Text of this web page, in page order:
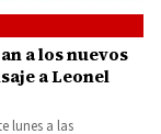
a los nuevos
a Leonel
lunes a las